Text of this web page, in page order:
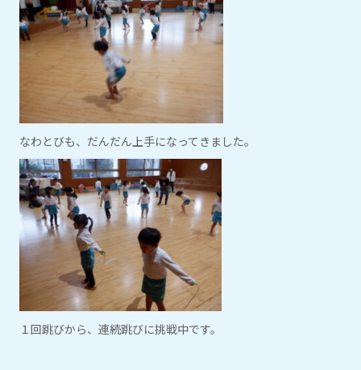
なわとびも、だんだん上手になってきました。
１回跳びから、連続跳びに挑戦中です。